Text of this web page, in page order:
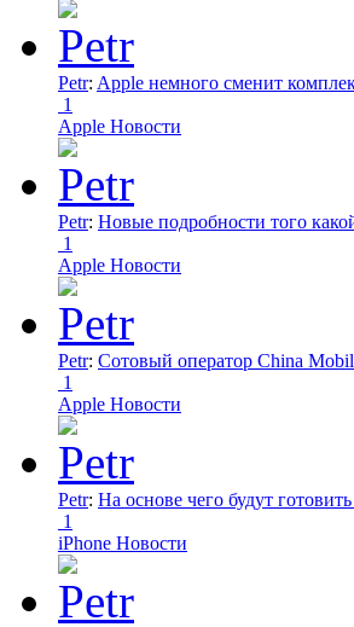
Petr: Apple немного сменит
1
Apple Новости
Petr: Новые подробности того
1
Apple Новости
Petr: Сотовый оператор China
1
Apple Новости
Petr: На основе чего будут
1
iPhone Новости